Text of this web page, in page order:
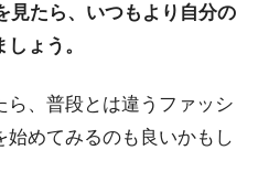
見たら、いつもより自分の
ょう。
、普段とは違うファッシ
始めてみるのも良いかもし